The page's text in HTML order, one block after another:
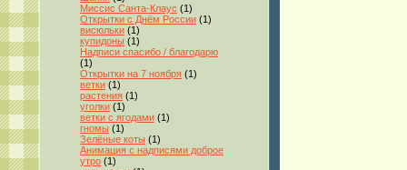
Миссис Санта-Клаус (1)
Открытки с Днём России (1)
висюльки (1)
купидоны (1)
Надписи спасибо / благодарю
(1)
Открытки на 7 ноября (1)
ветки (1)
растения (1)
уголки (1)
ветки с ягодами (1)
гномы (1)
Зелёные коты (1)
Анимация с надписями доброе
утро (1)